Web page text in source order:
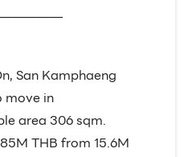
San Kamphaeng
move in
area 306 sqm.
THB from 15.6M